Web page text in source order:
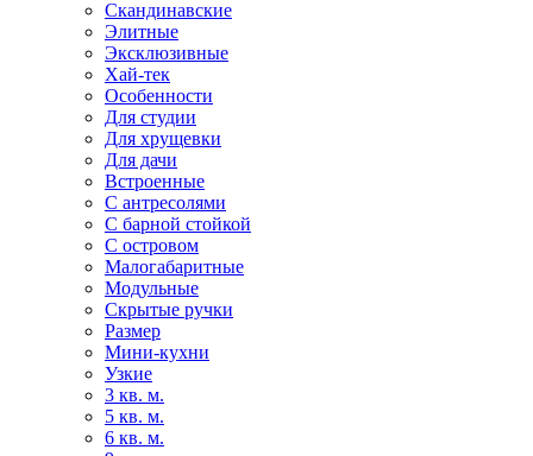
Скандинавские
Элитные
Эксклюзивные
Хай-тек
Особенности
Для студии
Для хрущевки
Для дачи
Встроенные
С антресолями
С барной стойкой
С островом
Малогабаритные
Модульные
Скрытые ручки
Размер
Мини-кухни
Узкие
3 кв. м.
5 кв. м.
6 кв. м.